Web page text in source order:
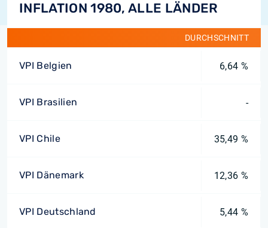
INFLATION 1980, ALLE LÄNDER
DURCHSCHNITT
VPI Belgien 6,64 %
VPI Brasilien -
VPI Chile 35,49 %
VPI Dänemark 12,36 %
VPI Deutschland 5,44 %